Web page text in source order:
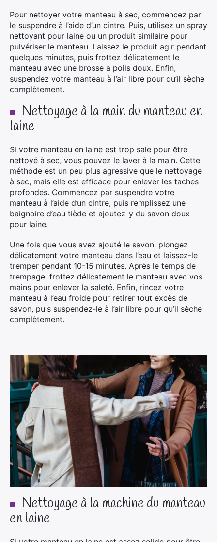
Pour nettoyer votre manteau à sec, commencez par
le suspendre à l’aide d’un cintre. Puis, utilisez un spray
nettoyant pour laine ou un produit similaire pour
pulvériser le manteau. Laissez le produit agir pendant
quelques minutes, puis frottez délicatement le
manteau avec une brosse à poils doux. Enfin,
suspendez votre manteau à l’air libre pour qu’il sèche
complètement.
Nettoyage à la main du manteau en
laine
Si votre manteau en laine est trop sale pour être
nettoyé à sec, vous pouvez le laver à la main. Cette
méthode est un peu plus agressive que le nettoyage
à sec, mais elle est efficace pour enlever les taches
profondes. Commencez par suspendre votre
manteau à l’aide d’un cintre, puis remplissez une
baignoire d’eau tiède et ajoutez-y du savon doux
pour laine.
Une fois que vous avez ajouté le savon, plongez
délicatement votre manteau dans l’eau et laissez-le
tremper pendant 10-15 minutes. Après le temps de
trempage, frottez délicatement le manteau avec vos
mains pour enlever la saleté. Enfin, rincez votre
manteau à l’eau froide pour retirer tout excès de
savon, puis suspendez-le à l’air libre pour qu’il sèche
complètement.
Nettoyage à la machine du manteau
en laine